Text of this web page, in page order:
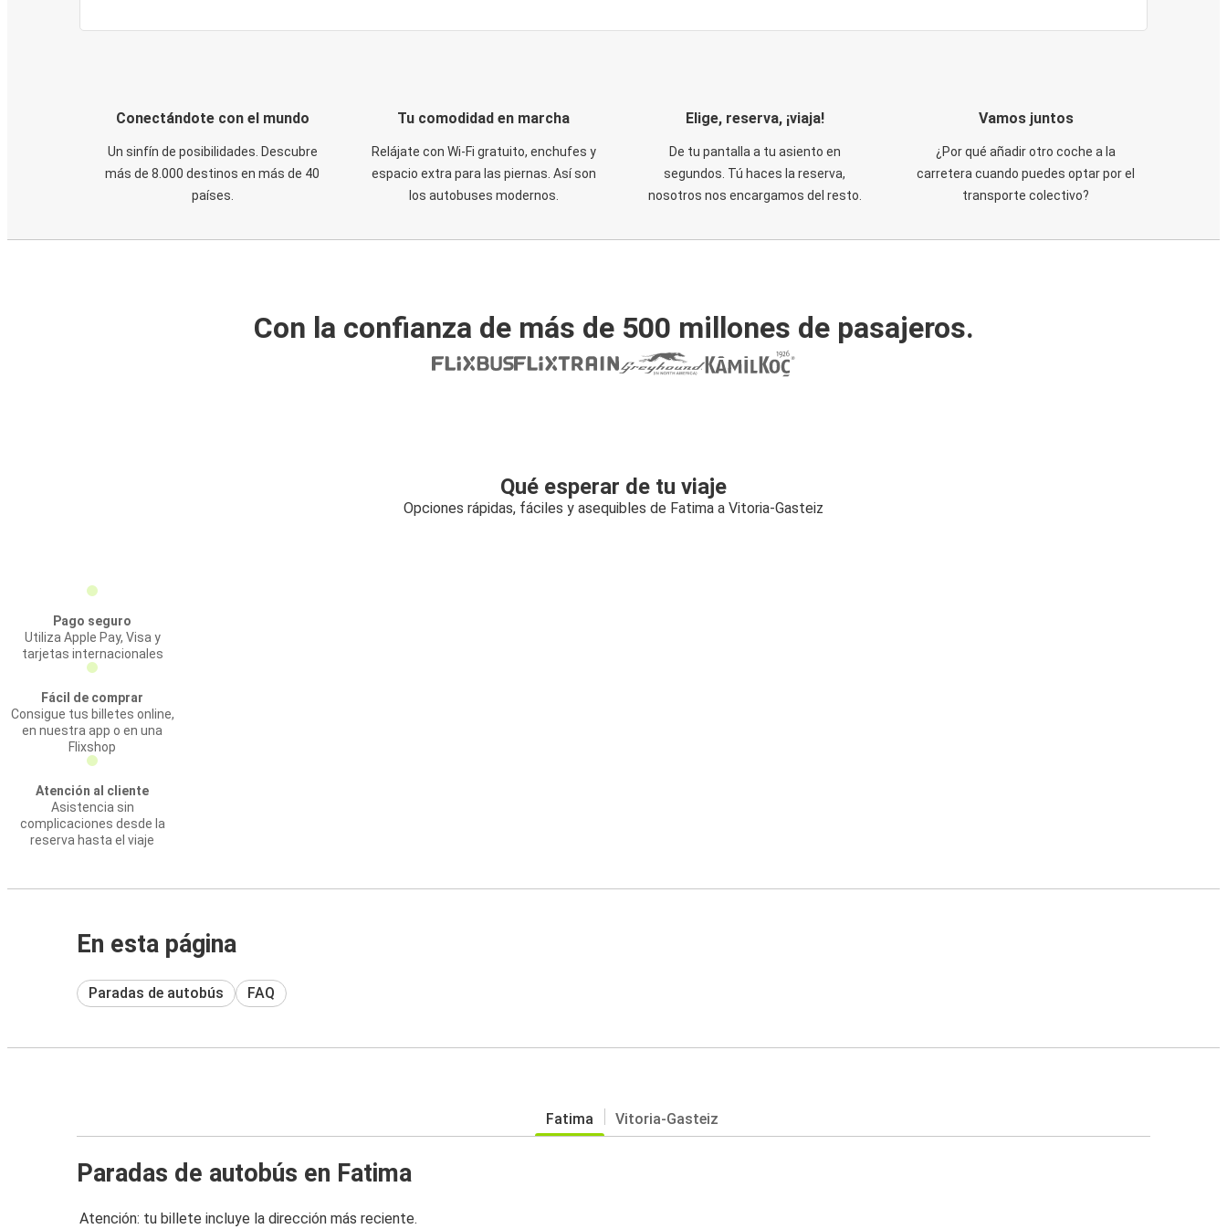
Conectándote con el mundo
Un sinfín de posibilidades. Descubre
más de 8.000 destinos en más de 40
países.
Tu comodidad en marcha
Relájate con Wi-Fi gratuito, enchufes y
espacio extra para las piernas. Así son
los autobuses modernos.
Elige, reserva, ¡viaja!
De tu pantalla a tu asiento en
segundos. Tú haces la reserva,
nosotros nos encargamos del resto.
Vamos juntos
¿Por qué añadir otro coche a la
carretera cuando puedes optar por el
transporte colectivo?
Con la confianza de más de 500 millones de pasajeros.
Qué esperar de tu viaje
Opciones rápidas, fáciles y asequibles de Fatima a Vitoria-Gasteiz
Pago seguro
Utiliza Apple Pay, Visa y
tarjetas internacionales
Fácil de comprar
Consigue tus billetes online,
en nuestra app o en una
Flixshop
Atención al cliente
Asistencia sin
complicaciones desde la
reserva hasta el viaje
En esta página
Paradas de autobús FAQ
Fatima Vitoria-Gasteiz
Paradas de autobús en Fatima
Atención: tu billete incluye la dirección más reciente.